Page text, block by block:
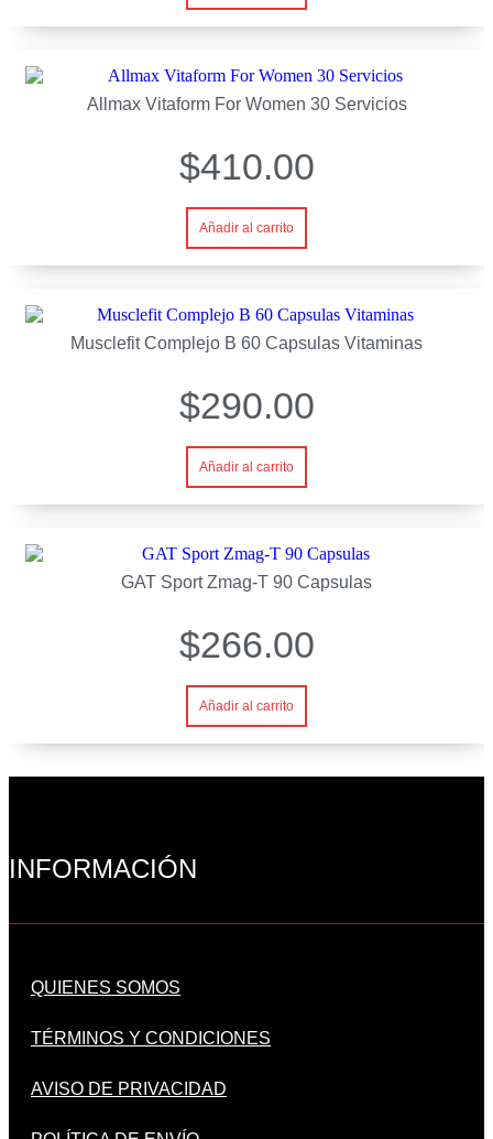
Allmax Vitaform For Women 30 Servicios
$410.00
Añadir al carrito
Musclefit Complejo B 60 Capsulas Vitaminas
$290.00
Añadir al carrito
GAT Sport Zmag-T 90 Capsulas
$266.00
Añadir al carrito
INFORMACIÓN
QUIENES SOMOS
TÉRMINOS Y CONDICIONES
AVISO DE PRIVACIDAD